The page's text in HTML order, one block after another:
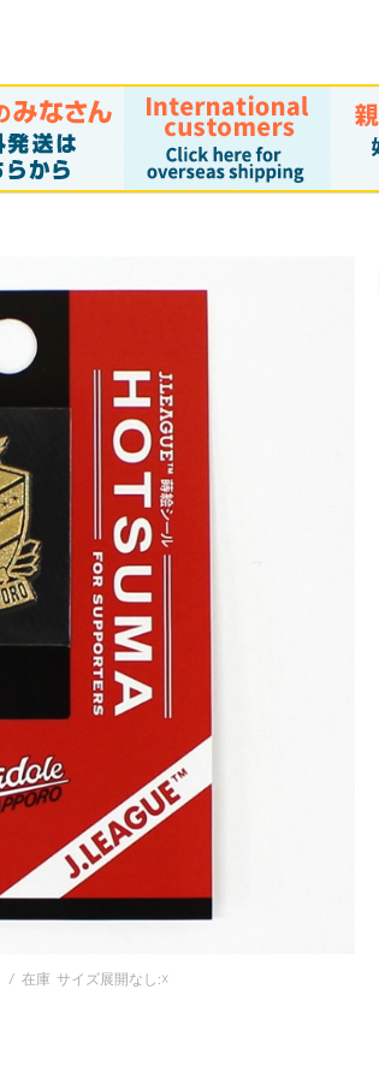
/ 在庫 サイズ展開なし:☓